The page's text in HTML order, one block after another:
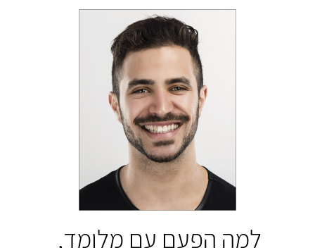
למה הפעם עם מלומד,